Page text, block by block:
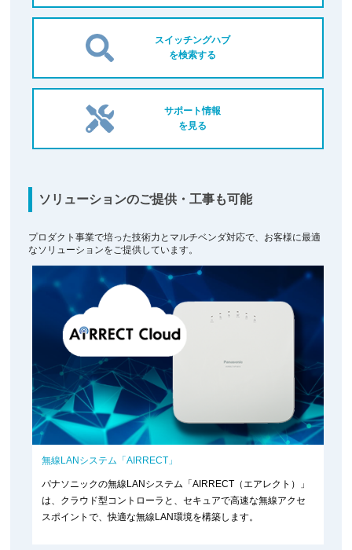
スイッチングハブ
を検索する
サポート情報
を見る
ソリューションのご提供・工事も可能
プロダクト事業で培った技術力とマルチベンダ対応で、お客様に最適
なソリューションをご提供しています。
無線LANシステム「AIRRECT」
パナソニックの無線LANシステム「AIRRECT（エアレクト）」
は、クラウド型コントローラと、セキュアで高速な無線アクセ
スポイントで、快適な無線LAN環境を構築します。